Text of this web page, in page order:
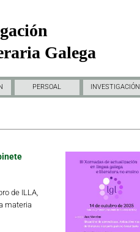
Galega
PERSOAL INVESTIGACIÓN
de ILLA,
materia